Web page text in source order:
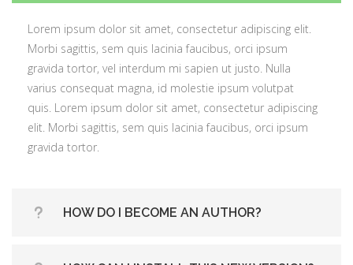
varius consequat magna, id molestie ipsum volutpat
quis. Lorem ipsum dolor sit amet, consectetur adipiscing
elit. Morbi sagittis, sem quis lacinia faucibus, orci ipsum
gravida tortor.
Lorem ipsum dolor sit amet, consectetur adipiscing elit.
Morbi sagittis, sem quis lacinia faucibus, orci ipsum
gravida tortor, vel interdum mi sapien ut justo. Nulla
varius consequat magna, id molestie ipsum volutpat
quis. Lorem ipsum dolor sit amet, consectetur adipiscing
elit. Morbi sagittis, sem quis lacinia faucibus, orci ipsum
gravida tortor.
HOW DO I BECOME AN AUTHOR?